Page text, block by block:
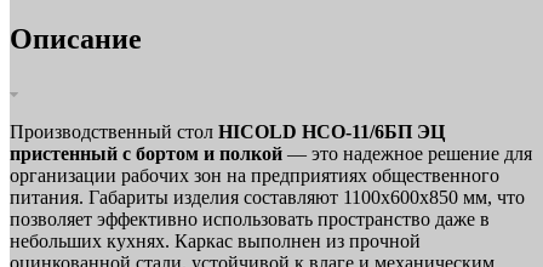
Описание
Производственный стол HICOLD НСО-11/6БП ЭЦ
пристенный с бортом и полкой — это надежное решение для
организации рабочих зон на предприятиях общественного
питания. Габариты изделия составляют 1100х600х850 мм, что
позволяет эффективно использовать пространство даже в
небольших кухнях. Каркас выполнен из прочной